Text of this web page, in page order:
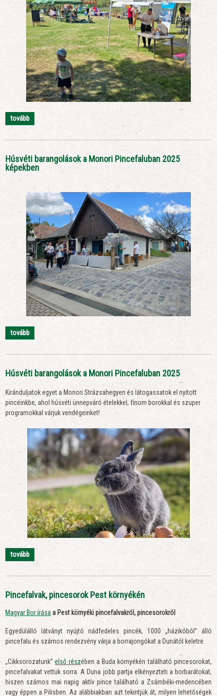
tovább
Húsvéti barangolások a Monori Pincefaluban 2025
képekben
tovább
Húsvéti barangolások a Monori Pincefaluban 2025
Kiránduljatok egyet a Monori Strázsahegyen és látogassatok el nyitott
pincéinkbe, ahol húsvéti ünnepváró ételekkel, fínom borokkal és szuper
programokkal várjuk vendégeinket!
tovább
Pincefalvak, pincesorok Pest környékén
Magyar Bor írása a Pest környéki pincefalvakról, pincesorokról
Egyedülálló látványt nyújtó nádfedeles pincék, 1000 „házikóból” álló
pincefalu és számos rendezvény várja a borrajongókat a Dunától keletre.
„Cikksorozatunk”első részében a Buda környékén található pincesorokat,
pincefalvakat vettük sorra. A Duna jobb partja elkényezteti a borbarátokat,
hiszen számos mai napig aktív pince található a Zsámbéki-medencében
vagy éppen a Pilisben. Az alábbiakban azt tekintjük át, milyen lehetőségek